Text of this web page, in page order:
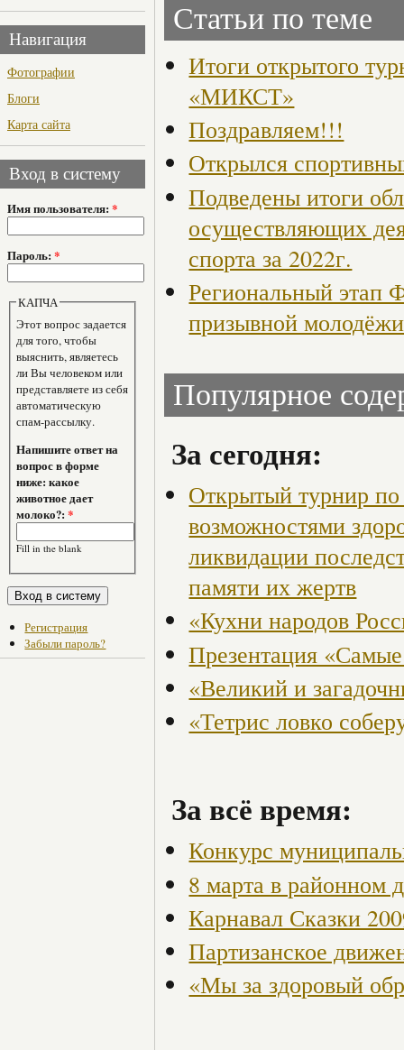
Навигация
Фотографии
Блоги
Карта сайта
Вход в систему
Имя пользователя: *
Пароль: *
КАПЧА
Этот вопрос задается
для того, чтобы
выяснить, являетесь
ли Вы человеком или
представляете из себя
автоматическую
спам-рассылку.
Напишите ответ на
вопрос в форме
ниже: какое
животное дает
молоко?:*
Fill in the blank
Регистрация
Забыли пароль?
Статьи по теме
Итоги открытого
«МИКСТ»
Поздравляем!!!
Открылся
Подведены итоги
осуществляющих
спорта за 2022г.
Региональный
призывной молодёжи
Популярное
За сегодня:
Открытый турнир
возможностями
ликвидации
памяти их жертв
«Кухни народов
Презентация
«Великий и
«Тетрис ловко
За всё время:
Конкурс
8 марта в районном
Карнавал Сказки
Партизанское
«Мы за здоровый